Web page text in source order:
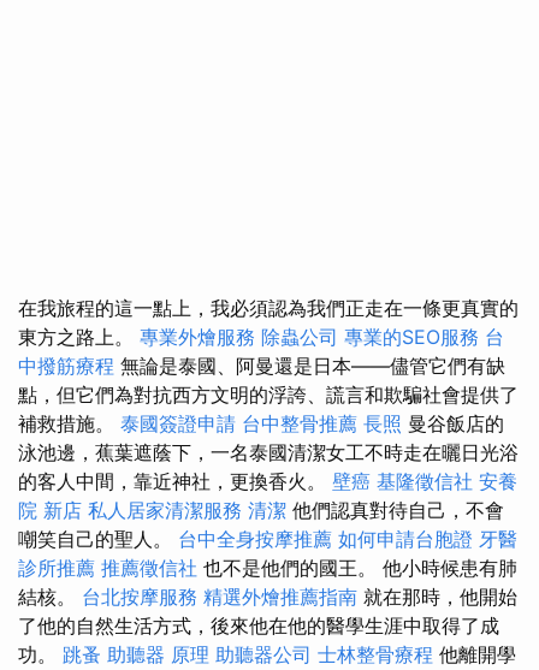
在我旅程的這一點上，我必須認為我們正走在一條更真實的
東方之路上。 專業外燴服務 除蟲公司 專業的SEO服務 台
中撥筋療程 無論是泰國、阿曼還是日本——儘管它們有缺
點，但它們為對抗西方文明的浮誇、謊言和欺騙社會提供了
補救措施。 泰國簽證申請 台中整骨推薦 長照 曼谷飯店的
泳池邊，蕉葉遮蔭下，一名泰國清潔女工不時走在曬日光浴
的客人中間，靠近神社，更換香火。 壁癌 基隆徵信社 安養
院 新店 私人居家清潔服務 清潔 他們認真對待自己，不會
嘲笑自己的聖人。 台中全身按摩推薦 如何申請台胞證 牙醫
診所推薦 推薦徵信社 也不是他們的國王。 他小時候患有肺
結核。 台北按摩服務 精選外燴推薦指南 就在那時，他開始
了他的自然生活方式，後來他在他的醫學生涯中取得了成
功。 跳蚤 助聽器 原理 助聽器公司 士林整骨療程 他離開學